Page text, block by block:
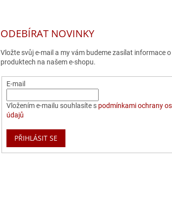
ODEBÍRAT NOVINKY
Vložte svůj e-mail a my vám budeme zasílat informace
produktech na našem e-shopu.
E-mail
Vložením e-mailu souhlasíte s podmínkami ochrany
údajů
PŘIHLÁSIT SE